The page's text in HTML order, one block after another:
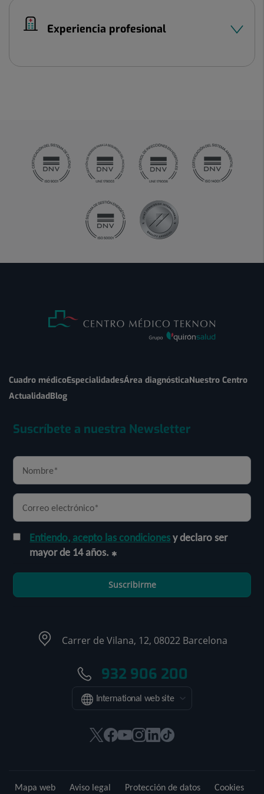
Experiencia profesional
Cuadro médicoEspecialidadesÁrea diagnósticaNuestro Centro
ActualidadBlog
Suscríbete a nuestra Newsletter
Entiendo, acepto las condicionesy declaro ser
mayor de 14 años.
Suscribirme
Carrer de Vilana, 12, 08022 Barcelona
932 906 200
International web site
EsteEsteEsteEsteEsteEnlace
Mapa web Aviso legal Protección de datos Cookies